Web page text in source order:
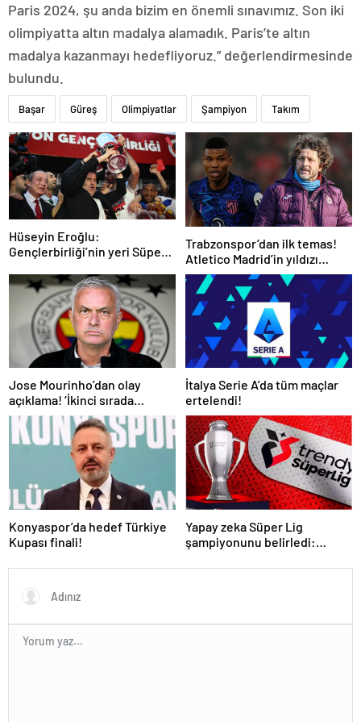
Paris 2024, şu anda bizim en önemli sınavımız. Son iki
olimpiyatta altın madalya alamadık. Paris’te altın
madalya kazanmayı hedefliyoruz.” değerlendirmesinde
bulundu.
Başar Güreş Olimpiyatlar Şampiyon Takım
Hüseyin Eroğlu:
Gençlerbirliği’nin yeri Süper
Trabzonspor’dan ilk temas!
Atletico Madrid’in yıldızı
gündemde
Jose Mourinho’dan olay
açıklama! ‘İkinci sırada
bitireceğiz’
İtalya Serie A’da tüm maçlar
ertelendi!
Konyaspor’da hedef Türkiye
Kupası finali!
Yapay zeka Süper Lig
şampiyonunu belirledi:
arasında inanılmaz final!